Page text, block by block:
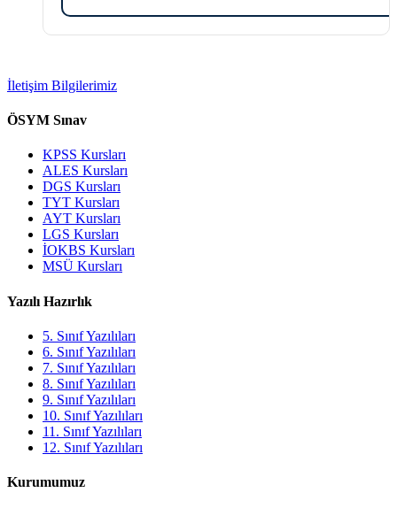
İletişim Bilgilerimiz
ÖSYM Sınav
KPSS Kursları
ALES Kursları
DGS Kursları
TYT Kursları
AYT Kursları
LGS Kursları
İOKBS Kursları
MSÜ Kursları
Yazılı Hazırlık
5. Sınıf Yazılıları
6. Sınıf Yazılıları
7. Sınıf Yazılıları
8. Sınıf Yazılıları
9. Sınıf Yazılıları
10. Sınıf Yazılıları
11. Sınıf Yazılıları
12. Sınıf Yazılıları
Kurumumuz